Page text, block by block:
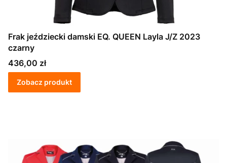
Frak jeździecki damski EQ. QUEEN Layla J/Z 2023
czarny
Cena
436,00 zł
Zobacz produkt